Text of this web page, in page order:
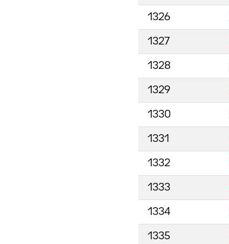
1326
1327
1328
1329
1330
1331
1332
1333
1334
1335